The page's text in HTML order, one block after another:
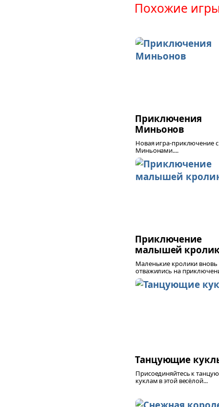
Похожие
Приключения
Миньонов
Новая игра-приключение с
Миньонами....
Приключение
малышей
Маленькие кролики вновь
отважились на
Танцующие
Присоединяйтесь к
куклам в этой весёлой...